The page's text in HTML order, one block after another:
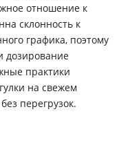
отношение к
склонность к
графика, поэтому
дозирование
практики
на свежем
перегрузок.